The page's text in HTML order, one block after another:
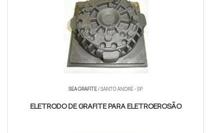
SEA GRAFITE/ SANTO ANDRÉ - SP
ELETRODO DE GRAFITE PARA ELETROEROSÃO